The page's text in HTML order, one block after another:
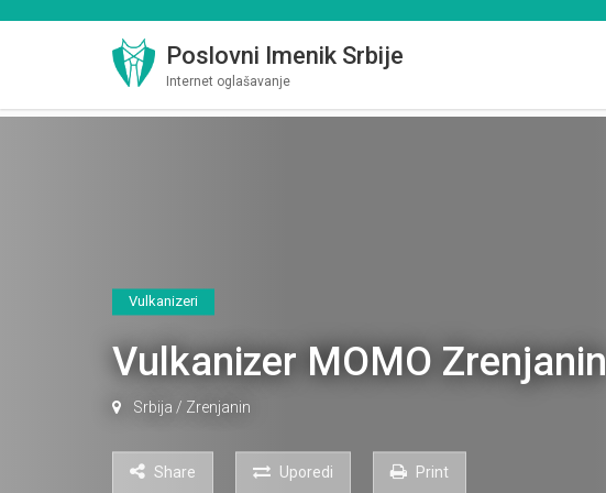
Poslovni Imenik Srbije
Internet oglašavanje
Vulkanizeri
Vulkanizer MOMO Zrenjanin
Srbija / Zrenjanin
Share Uporedi Print